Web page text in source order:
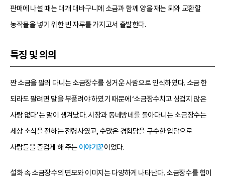
판매에 나설 때는 대개 대바구니에 소금과 함께 양을 재는 되와 교환할
농작물을 넣기 위한 빈 자루를 가지고서 출발한다.
특징 및 의의
짠 소금을 팔러 다니는 소금장수를 싱거운 사람으로 인식하였다. 소금 한
되라도 팔려면 말을 부풀려야 하였기 때문에 ‘소금장수치고 싱겁지 않은
사람 없다’는 말이 생겨났다. 시장과 동네방네를 돌아다니는 소금장수는
세상 소식을 전하는 전령사였고, 수많은 경험담을 구수한 입담으로
사람들을 즐겁게 해 주는 이야기꾼이었다.
설화 속 소금장수의 면모와 이미지는 다양하게 나타난다. 소금장수를 힘이